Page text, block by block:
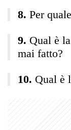
Per
Qual è
mai fatto?
Qual è